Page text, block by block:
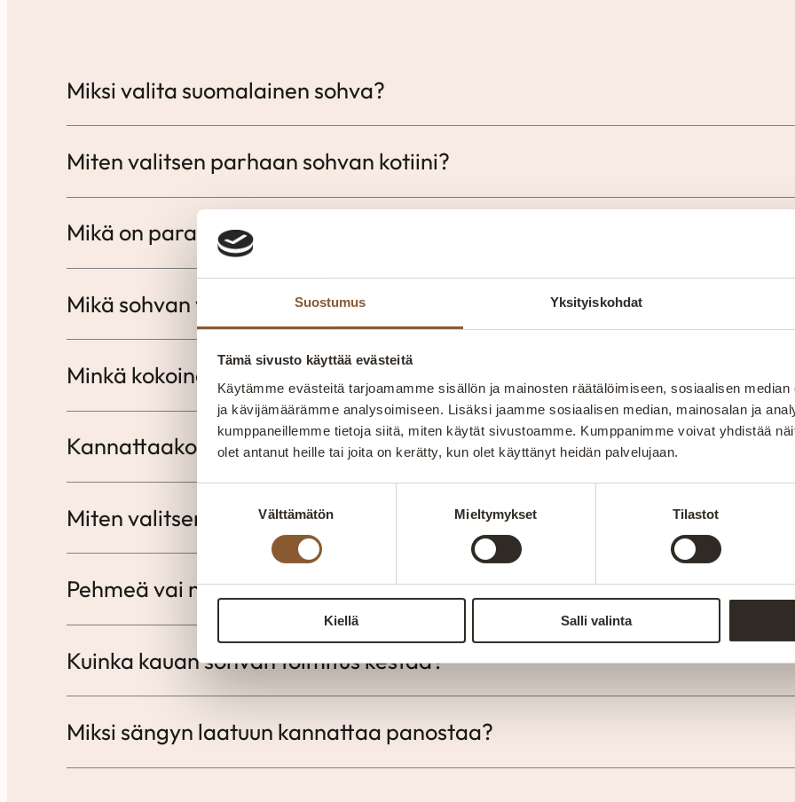
Suostumus Yksityiskohdat
Tämä sivusto käyttää evästeitä
Käytämme evästeitä tarjoamamme sisällön ja mainosten räätälöimiseen, sosiaalisen
ja kävijämäärämme analysoimiseen. Lisäksi jaamme sosiaalisen median, mainosalan ja
kumppaneillemme tietoja siitä, miten käytät sivustoamme. Kumppanimme voivat yhdistää
olet antanut heille tai joita on kerätty, kun olet käyttänyt heidän palvelujaan.
valinta
Välttämätön Mieltymykset Tilastot
Kiellä Salli valinta
Miksi valita suomalainen sohva?
Miten valitsen parhaan sohvan kotiini?
Mikä on paras sohva päivittäiseen käyttöön?
Mikä sohvan verhoilumateriaali on paras?
Minkä kokoinen sohva sopii pieneen olohuoneeseen?
Kannattaako valita kulmasohva, divaanisohva vai moduulisohva?
Miten valitsen oikean istuinsyvyyden ja istuinkorkeuden?
Pehmeä vai napakka sohva – kumpi kannattaa valita?
Kuinka kauan sohvan toimitus kestää?
Miksi sängyn laatuun kannattaa panostaa?